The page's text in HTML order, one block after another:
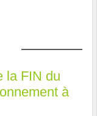
la FIN du
à